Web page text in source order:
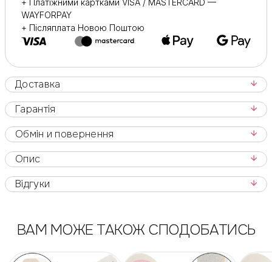
WAYFORPAY
+ Післяплата Новою Поштою
Доставка
Гарантія
Обмін и повернення
Опис
Відгуки
ВАМ МОЖЕ ТАКОЖ СПОДОБАТИСЬ